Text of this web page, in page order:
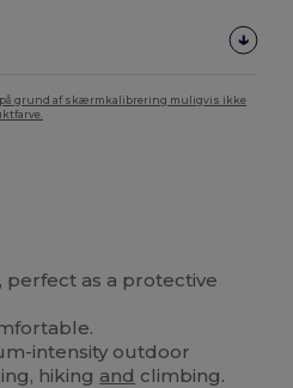
grund af skærmkalibrering muligvis ikke
as a protective
intensity outdoor
hiking and climbing.